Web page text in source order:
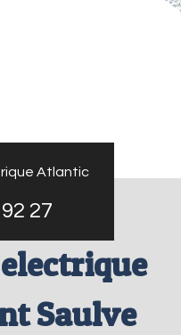
Atlantic
27
Saulve